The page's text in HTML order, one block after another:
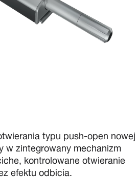
typu push-open nowej
w zintegrowany mechanizm
kontrolowane otwieranie
efektu odbicia.